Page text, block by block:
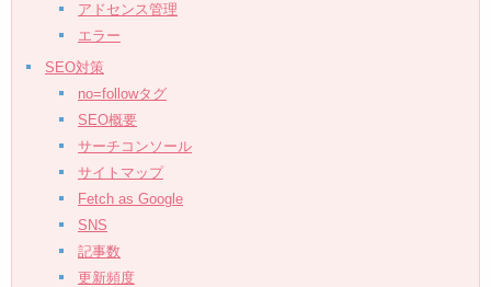
アドセンス管理
エラー
SEO対策
no=followタグ
SEO概要
サーチコンソール
サイトマップ
Fetch as Google
SNS
記事数
更新頻度